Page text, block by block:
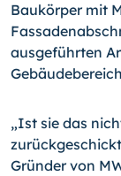
Baukörper mit
ausgeführten
„Ist sie das
Gründer von